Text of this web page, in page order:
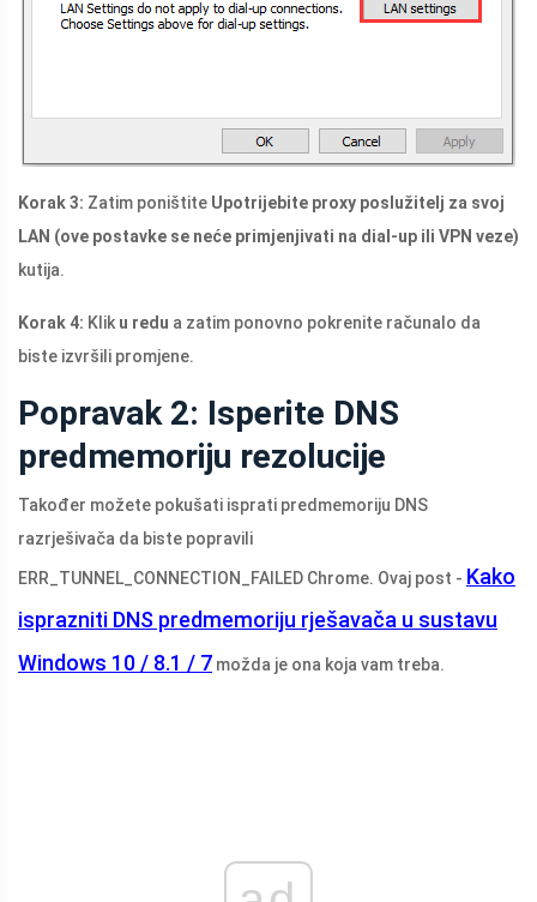
Korak 3: Zatim poništite Upotrijebite proxy poslužitelj za svoj
LAN (ove postavke se neće primjenjivati ​​na dial-up ili VPN veze)
kutija.
Korak 4: Klik u redu a zatim ponovno pokrenite računalo da
biste izvršili promjene.
Popravak 2: Isperite DNS
predmemoriju rezolucije
Također možete pokušati isprati predmemoriju DNS
razrješivača da biste popravili
ERR_TUNNEL_CONNECTION_FAILED Chrome. Ovaj post - Kako
isprazniti DNS predmemoriju rješavača u sustavu
Windows 10 / 8.1 / 7 možda je ona koja vam treba.